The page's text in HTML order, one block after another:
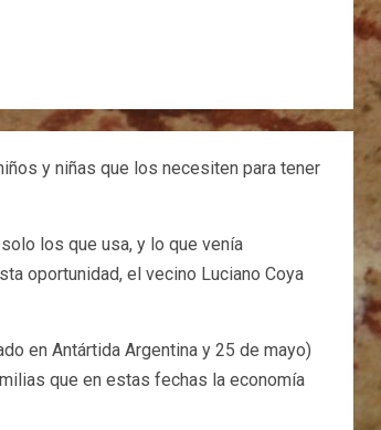
y niñas que los necesiten para tener
los que usa, y lo que venía
oportunidad, el vecino Luciano Coya
en Antártida Argentina y 25 de mayo)
que en estas fechas la economía